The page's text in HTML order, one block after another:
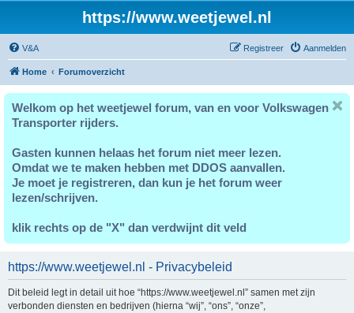
https://www.weetjewel.nl
V&A Aanmelden
Registreer
Home Forumoverzicht
Welkom op het weetjewel forum, van en voor Volkswagen
Transporter rijders.
Gasten kunnen helaas het forum niet meer lezen.
Omdat we te maken hebben met DDOS aanvallen.
Je moet je registreren, dan kun je het forum weer
lezen/schrijven.
klik rechts op de "X" dan verdwijnt dit veld
https://www.weetjewel.nl - Privacybeleid
Dit beleid legt in detail uit hoe “https://www.weetjewel.nl” samen met zijn
verbonden diensten en bedrijven (hierna “wij”, “ons”, “onze”,